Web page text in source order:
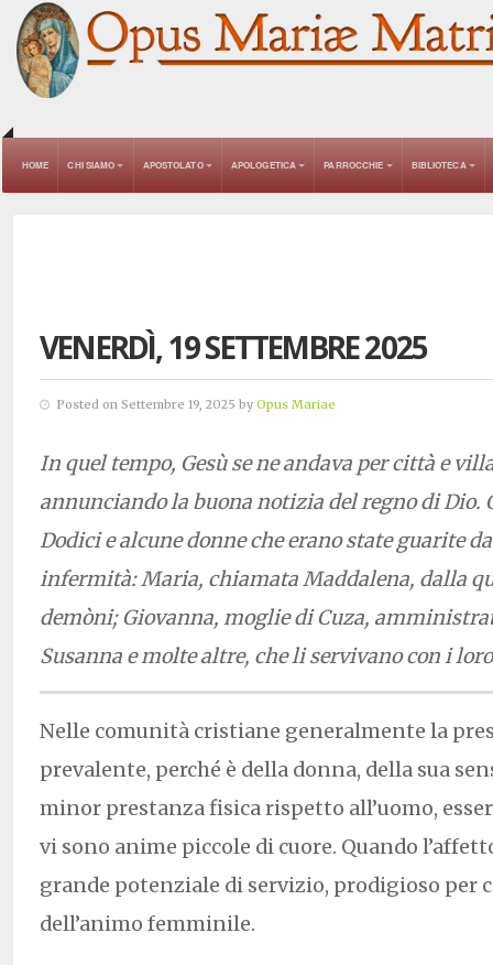
HOME CHI SIAMO APOSTOLATO APOLOGETICA PARROCCHIE BIBLIOTECA
VENERDÌ, 19 SETTEMBRE 2025
Posted on Settembre 19, 2025 by Opus Mariae
In quel tempo, Gesù se ne andava per città e
annunciando la buona notizia del regno di Dio.
Dodici e alcune donne che erano state guarite
infermità: Maria, chiamata Maddalena, dalla
demòni; Giovanna, moglie di Cuza,
Susanna e molte altre, che li servivano con i
Nelle comunità cristiane generalmente la
prevalente, perché è della donna, della sua
minor prestanza fisica rispetto all’uomo,
vi sono anime piccole di cuore. Quando
grande potenziale di servizio, prodigioso per
dell’animo femminile.